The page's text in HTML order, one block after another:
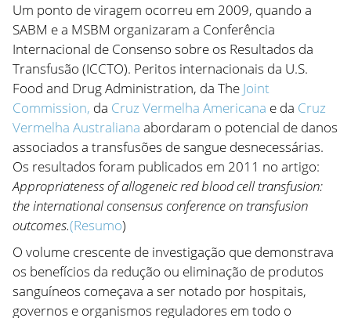
Um ponto de viragem ocorreu em 2009, quando a
SABM e a MSBM organizaram a Conferência
Internacional de Consenso sobre os Resultados da
Transfusão (ICCTO). Peritos internacionais da U.S.
Food and Drug Administration, da The Joint
Commission, da Cruz Vermelha Americana e da Cruz
Vermelha Australiana abordaram o potencial de danos
associados a transfusões de sangue desnecessárias.
Os resultados foram publicados em 2011 no artigo:
Appropriateness of allogeneic red blood cell transfusion:
the international consensus conference on transfusion
outcomes.(Resumo)
O volume crescente de investigação que demonstrava
os benefícios da redução ou eliminação de produtos
sanguíneos começava a ser notado por hospitais,
governos e organismos reguladores em todo o